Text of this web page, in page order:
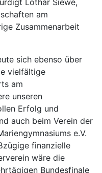
Lothar Siewe,
am
Zusammenarbeit
sich ebenso über
vielfältige
am
unseren
Erfolg und
auch beim Verein der
e.V.
finanzielle
wäre die
Bundesfinale